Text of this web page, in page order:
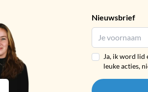
Nieuwsbrief
Ja, ik word lid
leuke acties,